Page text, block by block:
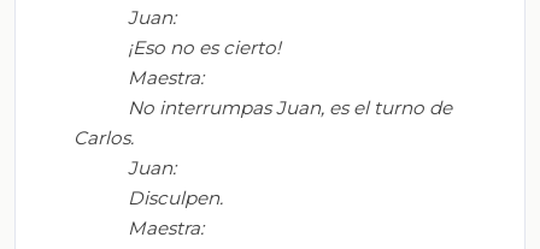
Juan:
¡Eso no es cierto!
Maestra:
No interrumpas Juan, es el turno de
Carlos.
Juan:
Disculpen.
Maestra: